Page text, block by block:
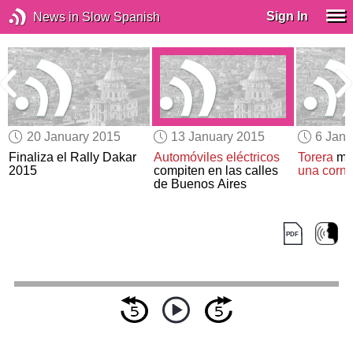
News in Slow Spanish Sign In
20 January 2015
Finaliza el Rally Dakar
2015
13 January 2015
Automóviles eléctricos
compiten en las calles
de Buenos Aires
6
Torera
una